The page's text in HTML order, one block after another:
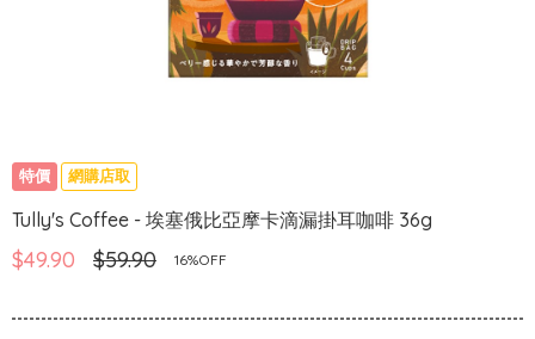
特價 網購店取
Tully's Coffee - 埃塞俄比亞摩卡滴漏掛耳咖啡 36g
$49.90 $59.90 16%OFF